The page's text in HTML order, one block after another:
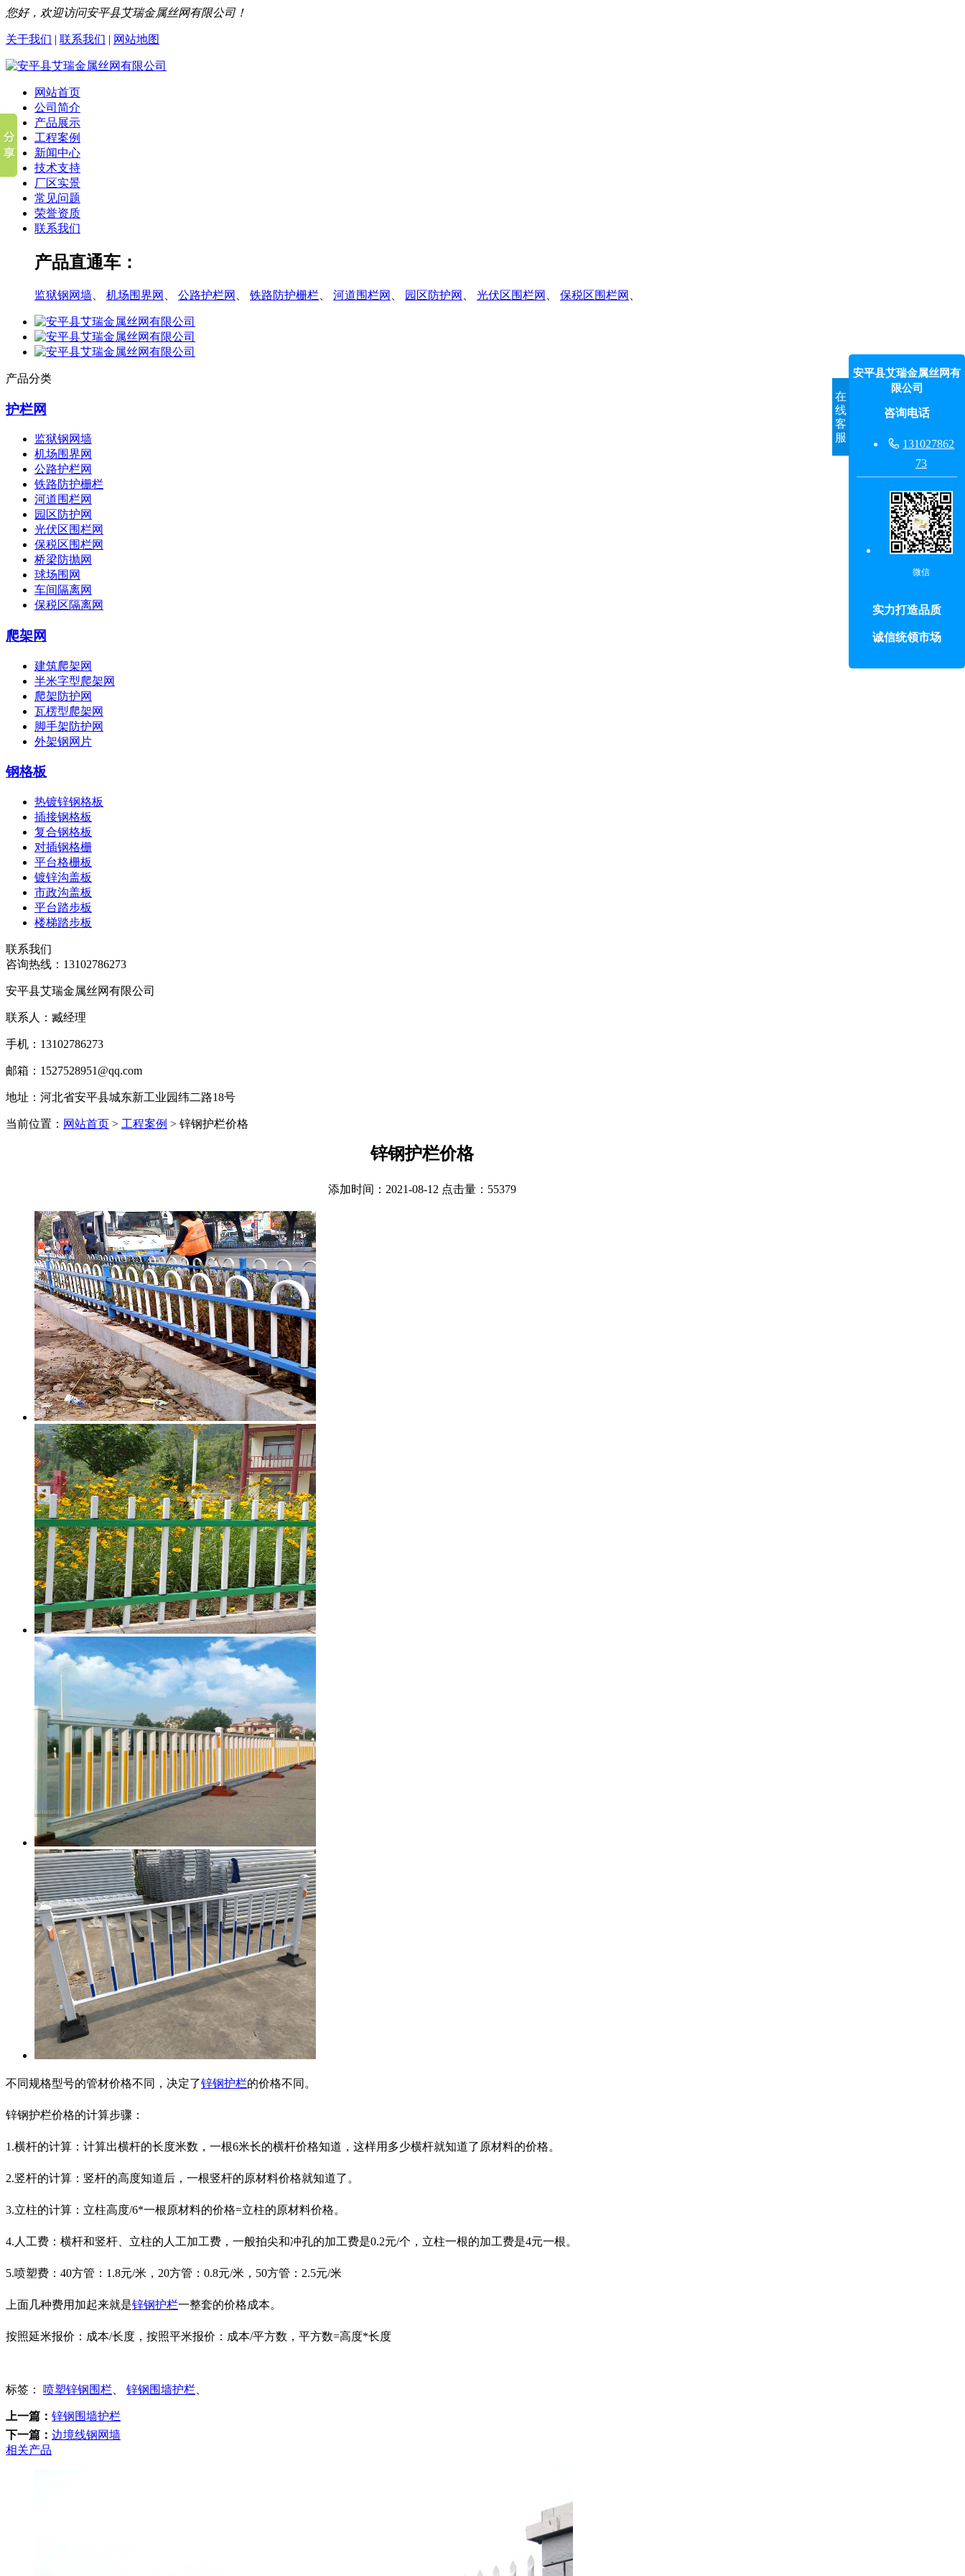
您好，欢迎访问安平县艾瑞金属丝网有限公司！
关于我们 | 联系我们 | 网站地图
网站首页
公司简介
产品展示
工程案例
新闻中心
技术支持
厂区实景
常见问题
荣誉资质
联系我们
产品直通车：
监狱钢网墙 机场围界网 公路护栏网 铁路防护栅栏 河道围栏网 园区防护网 光伏区围栏网 保税区围栏网
产品分类
护栏网
监狱钢网墙
机场围界网
公路护栏网
铁路防护栅栏
河道围栏网
园区防护网
光伏区围栏网
保税区围栏网
桥梁防抛网
球场围网
车间隔离网
保税区隔离网
爬架网
建筑爬架网
半米字型爬架网
爬架防护网
瓦楞型爬架网
脚手架防护网
外架钢网片
钢格板
热镀锌钢格板
插接钢格板
复合钢格板
对插钢格栅
平台格栅板
镀锌沟盖板
市政沟盖板
平台踏步板
楼梯踏步板
联系我们
咨询热线： 13102786273
安平县艾瑞金属丝网有限公司
联系人：臧经理
手机：13102786273
邮箱：1527528951@qq.com
地址：河北省安平县城东新工业园纬二路18号
当前位置： 网站首页 > 工程案例 > 锌钢护栏价格
锌钢护栏价格
添加时间：2021-08-12 点击量： 55379
不同规格型号的管材价格不同，决定了锌钢护栏的价格不同。
锌钢护栏价格的计算步骤：
1.横杆的计算：计算出横杆的长度米数，一根6米长的横杆价格知道，这样用多少横杆就知道了原材料的价格。
2.竖杆的计算：竖杆的高度知道后，一根竖杆的原材料价格就知道了。
3.立柱的计算：立柱高度/6*一根原材料的价格=立柱的原材料价格。
4.人工费：横杆和竖杆、立柱的人工加工费，一般拍尖和冲孔的加工费是0.2元/个，立柱一根的加工费是4元一根。
5.喷塑费：40方管：1.8元/米，20方管：0.8元/米，50方管：2.5元/米
上面几种费用加起来就是锌钢护栏一整套的价格成本。
按照延米报价：成本/长度，按照平米报价：成本/平方数，平方数=高度*长度
标签： 喷塑锌钢围栏 锌钢围墙护栏
上一篇： 锌钢围墙护栏
下一篇： 边境线钢网墙
相关产品
在
线
客
服
安平县艾瑞金属丝网有
限公司
咨询电话
 131027862
73
微信
实力打造品质
诚信统领市场